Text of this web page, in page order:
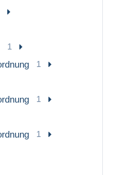
1
1
1
1